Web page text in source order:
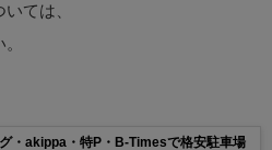
ては、
・akippa・特P・B-Timesで格安駐車場